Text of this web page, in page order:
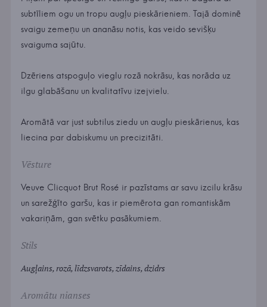
subtīliem ogu un tropu augļu pieskārieniem. Tajā dominē
svaigu zemeņu un ananāsu notis, kas veido sevišķu
svaiguma sajūtu.
Dzēriens atspoguļo vieglu rozā nokrāsu, kas norāda uz
ilgu glabāšanu un kvalitatīvu izejvielu.
Aromātā var just subtilus ziedu un augļu pieskārienus, kas
liecina par dabiskumu un precizitāti.
Vēsture
Veuve Clicquot Brut Rosé ir pazīstams ar savu izcilu krāsu
un sarežģīto garšu, kas ir piemērota gan romantiskām
vakariņām, gan svētku pasākumiem.
Stils
Augļains, rozā, līdzsvarots, zīdains, dzidrs
Aromātu nianses